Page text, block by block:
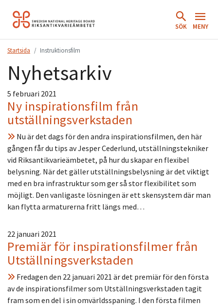
Hoppa
till
SÖK MENY
Startsida Instruktionsfilm
Nyhetsarkiv
5 februari 2021
Ny inspirationsfilm från
utställningsverkstaden
Nu är det dags för den andra inspirationsfilmen, den här
gången får du tips av Jesper Cederlund, utställningstekniker
vid Riksantikvarieämbetet, på hur du skapar en flexibel
belysning. När det gäller utställningsbelysning är det viktigt
med en bra infrastruktur som ger så stor flexibilitet som
möjligt. Den vanligaste lösningen är ett skensystem där man
kan flytta armaturerna fritt längs med…
22 januari 2021
Premiär för inspirationsfilmer från
Utställningsverkstaden
Fredagen den 22 januari 2021 är det premiär för den första
av de inspirationsfilmer som Utställningsverkstaden tagit
fram som en del i sin omvärldsspaning. I den första filmen